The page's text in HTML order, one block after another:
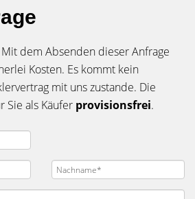
dem Absenden dieser Anfrage
Kosten. Es kommt kein
mit uns zustande. Die
Sie als Käufer provisionsfrei.